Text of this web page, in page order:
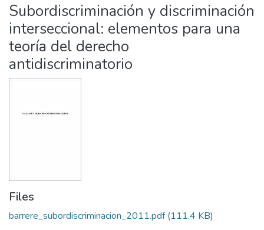
Communities
&
Collections
All of DSpace
Subordiscriminación y discriminación
interseccional: elementos para una
teoría del derecho
antidiscriminatorio
Files
barrere_subordiscriminacion_2011.pdf(111.4 KB)